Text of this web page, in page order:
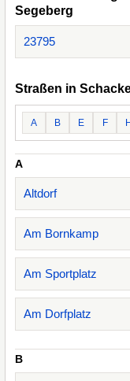
Segeberg
23795
Straßen in
A B E F H
A
Altdorf
Am Bornkamp
Am Sportplatz
Am Dorfplatz
B